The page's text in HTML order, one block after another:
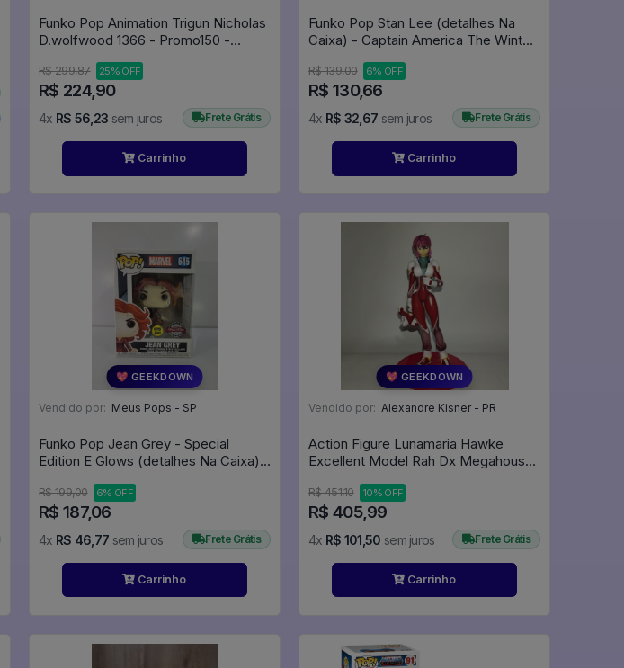
Funko Pop Animation Trigun Nicholas
D.wolfwood 1366 - Promo150 -
R$ 299,87 25% OFF
R$ 224,90
4x R$ 56,23 sem juros Frete Grátis
Carrinho
Funko Pop Stan Lee (detalhes Na
Caixa) - Captain America The Winter
R$ 139,00 6% OFF
R$ 130,66
4x R$ 32,67 sem juros Frete Grátis
Carrinho
💖 GEEKDOWN
Vendido por: Meus Pops - SP
Funko Pop Jean Grey - Special
Edition E Glows (detalhes Na Caixa) -
R$ 199,00 6% OFF
R$ 187,06
4x R$ 46,77 sem juros Frete Grátis
Carrinho
💖 GEEKDOWN
Vendido por: Alexandre Kisner - PR
Action Figure Lunamaria Hawke
Excellent Model Rah Dx Megahouse
R$ 451,10 10% OFF
R$ 405,99
4x R$ 101,50 sem juros Frete Grátis
Carrinho